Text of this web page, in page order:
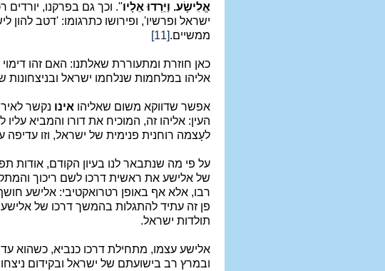
אֱלִישָׂע. וַיֵּרְדוּ אֵלָיו". וכך גם בפרקנו,
ישראל ופרשיו', ופירושו כתרגומו: 'דטב
ממשיים.[11]
כאן חוזרת ומתעוררת שאלתנו: האם זהו
אליהו במלחמות שנלחמו ישראל ובניצחונות
אפשר שדווקא משום שאליהו אינו נקשר
העין: אליהו זה, המוכיח את דורו והמביא
לעָצמה רוחנית פנימית של ישראל, וזו עדיפה
על פי מה שנתבאר לנו בעיון הקודם, אודות
של אלישע את ראשית דרכו לשם ריכוך
רבו, אלא אף באופן רטרואקטיבי: אלישע
פן זה עתיד להתגלות בהמשך דרכו של
תולדות ישראל.
אלישע עצמו, מתחילת דרכו כנביא, כשהוא
ובמרץ רב בישועתם של ישראל ובקידום